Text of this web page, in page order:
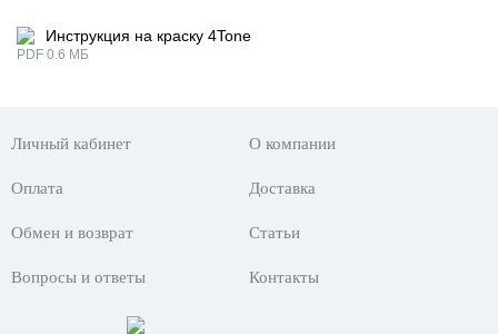
Инструкция на краску 4Tone
PDF 0.6 МБ
Личный кабинет О компании
Оплата Доставка
Обмен и возврат Статьи
Вопросы и ответы Контакты